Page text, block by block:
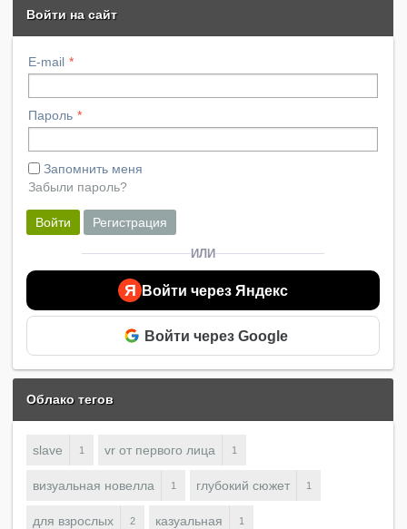
Войти на сайт
E-mail
Пароль
Запомнить меня
Забыли пароль?
Войти Регистрация
ИЛИ
Я Войти через Яндекс
Войти через Google
Облако тегов
slave 1 vr от первого лица 1
визуальная новелла 1 глубокий сюжет 1
для взрослых 2 казуальная 1